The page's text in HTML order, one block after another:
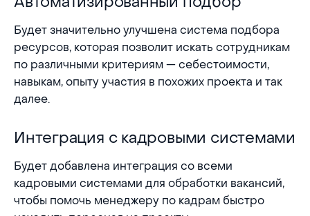
Будет значительно улучшена система подбора
ресурсов, которая позволит искать сотрудникам
по различными критериям — себестоимости,
навыкам, опыту участия в похожих проекта и так
далее.
Интеграция с кадровыми системами
Интеграция с кадровыми системами
Будет добавлена интеграция со всеми
кадровыми системами для обработки вакансий,
чтобы помочь менеджеру по кадрам быстро